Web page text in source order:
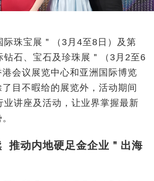
际珠宝展＂（ 3 月 4至8 日）及第
钻石、宝石及珍珠展＂（ 3 月 2至6
港会议展览中心和亚洲国际博览
目不暇给的展览外，活动期间
业讲座及活动，让业界掌握最新
推动内地硬足金企业＂出海